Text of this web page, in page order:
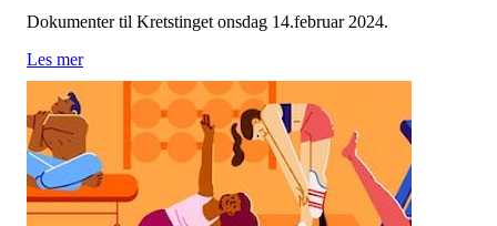
Dokumenter til Kretstinget onsdag 14.februar 2024.
Les mer